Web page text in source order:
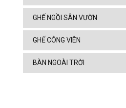
GHẾ NGỒI SÂN VƯỜN
GHẾ CÔNG VIÊN
BÀN NGOÀI TRỜI